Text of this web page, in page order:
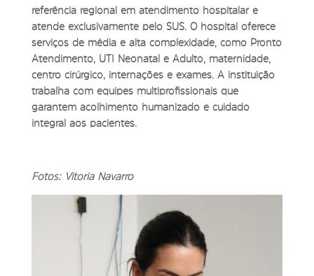
referência regional em atendimento hospitalar e
atende exclusivamente pelo SUS. O hospital oferece
serviços de média e alta complexidade, como Pronto
Atendimento, UTI Neonatal e Adulto, maternidade,
centro cirúrgico, internações e exames. A instituição
trabalha com equipes multiprofissionais que
garantem acolhimento humanizado e cuidado
integral aos pacientes.
Fotos: Vitória Navarro